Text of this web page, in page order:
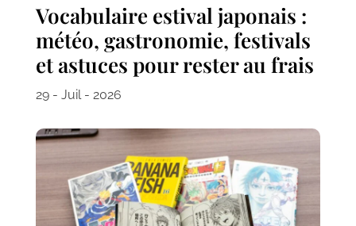
Vocabulaire estival japonais :
météo, gastronomie, festivals
et astuces pour rester au frais
29 - Juil - 2026